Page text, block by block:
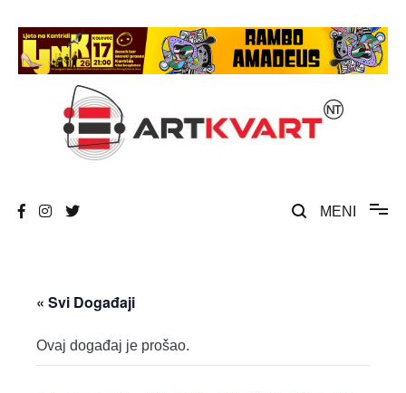
content
MENI
« Svi Događaji
Ovaj događaj je prošao.